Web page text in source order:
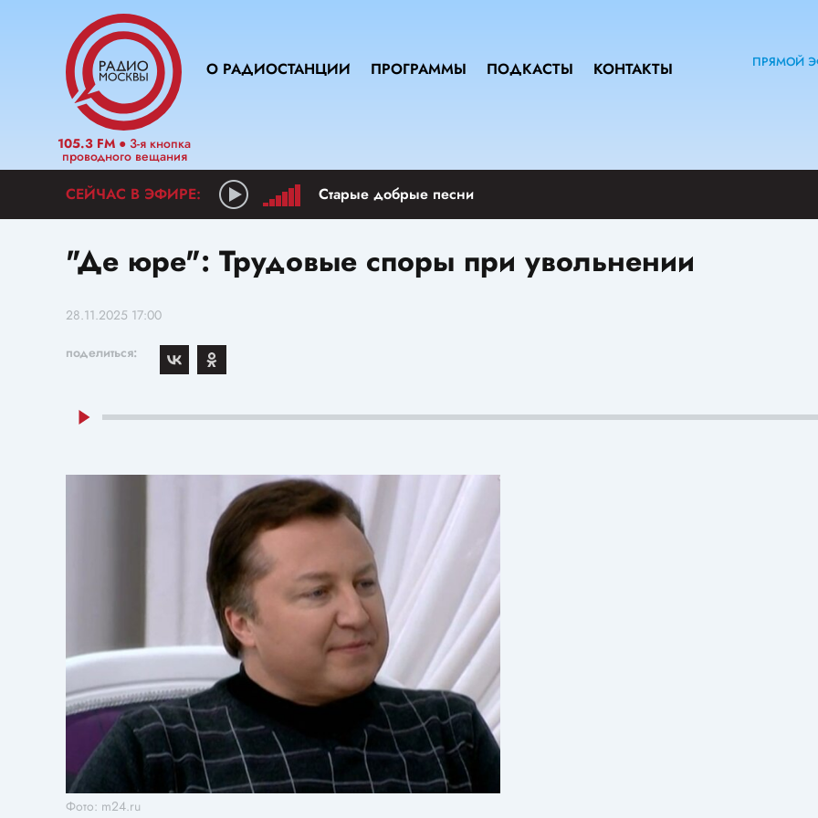
105.3 FM ● 3-я кнопка
проводного вещания
О РАДИОСТАНЦИИ ПРОГРАММЫ ПОДКАСТЫ КОНТАКТЫ ПРЯМОЙ
Старые добрые песни
"Де юре": Трудовые споры при увольнении
28.11.2025 17:00
поделиться:
Фото: m24.ru